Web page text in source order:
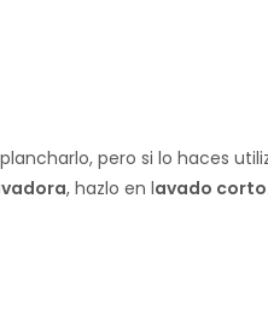
pero si lo haces
, hazlo en lavado